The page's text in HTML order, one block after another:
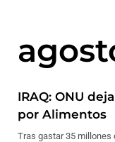
IRAQ: ONU
por Alimentos
Tras gastar 35 millones